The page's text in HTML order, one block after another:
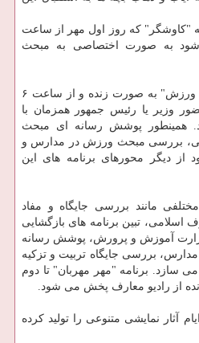
"كاوشگر" كه روز اول مهر از ساعت
به صورت اختصاصی به مبحث
رادیو ورزش با برنامه "صبح و ورزش" به صورت زنده و از ساعت ۶
وزیر یا رئیس جمهور همزمان با
همینطور پوشش رسانه ای مبحث
بررسی مبحث ورزش در مدارس و
از دیگر محورهای برنامه های این
مانند بررسی جایگاه و مفاد
تبین برنامه های بازگشایی
آموزش و پرورش، پوشش رسانه
مدارس، بررسی جایگاه تربیت و تزكیه
سازد. برنامه "مهر مهربان" تا دوم
آثار نمایشی متنوعی را تولید كرده